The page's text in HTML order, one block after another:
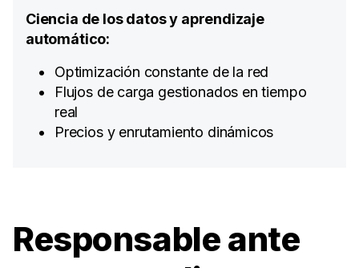
Ciencia de los datos y aprendizaje
automático:
Optimización constante de la red
Flujos de carga gestionados en tiempo
real
Precios y enrutamiento dinámicos
Responsable ante